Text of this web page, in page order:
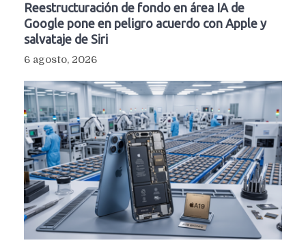
Reestructuración de fondo en área IA de
Google pone en peligro acuerdo con Apple y
salvataje de Siri
6 agosto, 2026